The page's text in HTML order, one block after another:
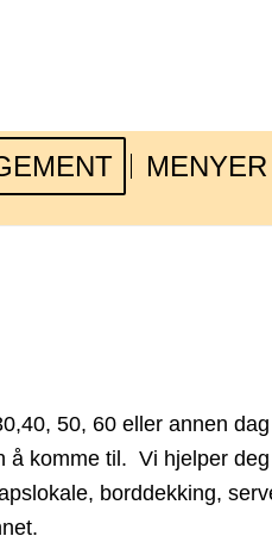
MENYER
50, 60 eller annen
å komme til. Vi hjelper
borddekking,